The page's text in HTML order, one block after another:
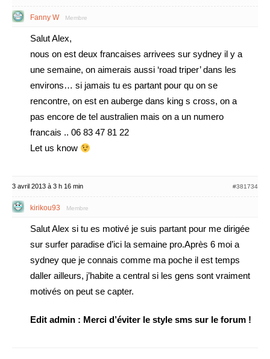
Fanny W Membre
Salut Alex,
nous on est deux francaises arrivees sur sydney il y a
une semaine, on aimerais aussi ‘road triper’ dans les
environs… si jamais tu es partant pour qu on se
rencontre, on est en auberge dans king s cross, on a
pas encore de tel australien mais on a un numero
francais .. 06 83 47 81 22
Let us know
3 avril 2013 à 3 h 16 min #381734
kirikou93 Membre
Salut Alex si tu es motivé je suis partant pour me dirigée
sur surfer paradise d’ici la semaine pro.Après 6 moi a
sydney que je connais comme ma poche il est temps
daller ailleurs, j’habite a central si les gens sont vraiment
motivés on peut se capter.
Edit admin : Merci d’éviter le style sms sur le forum !